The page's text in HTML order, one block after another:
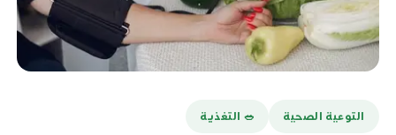
التوعية الصحية 🥗 التغذية